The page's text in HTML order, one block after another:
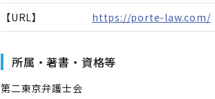
【URL】 https://porte-law.com/
所属・著書・資格等
第二東京弁護士会